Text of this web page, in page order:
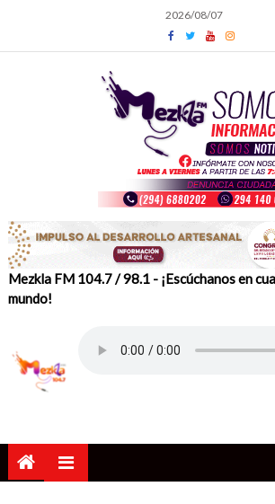
content
2026/08/07
Mezkla FM 104.7 / 98.1 - ¡Escúchanos en
mundo!